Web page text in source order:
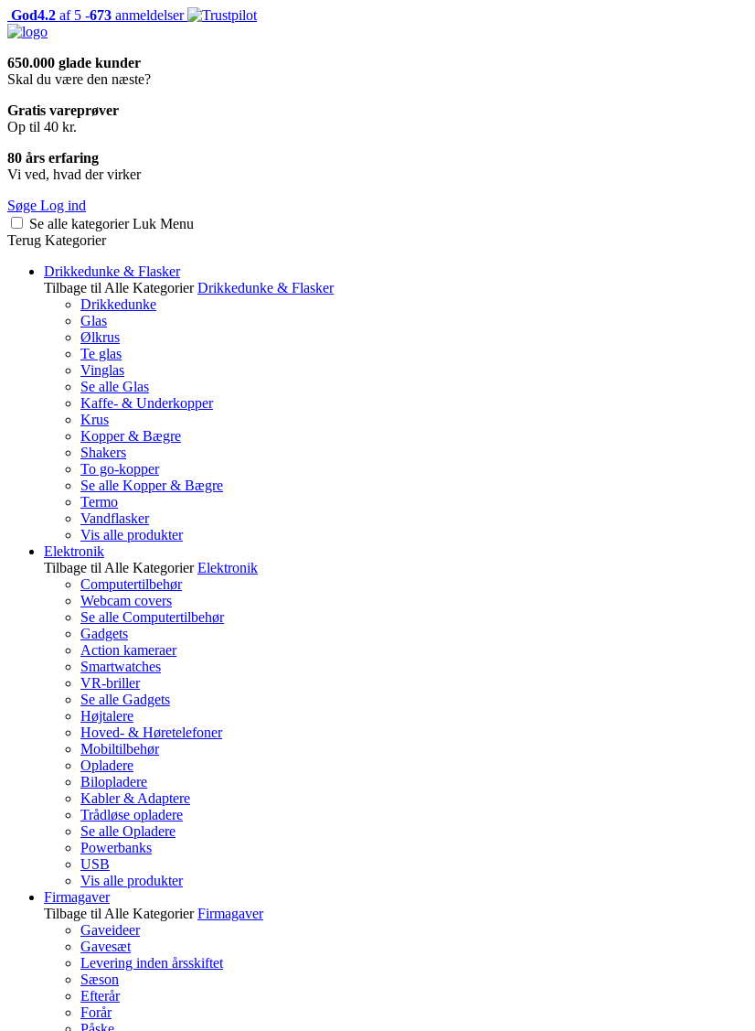
God4.2 af 5 -673 anmeldelser
650.000 glade kunder
Skal du være den næste?
Gratis vareprøver
Op til 40 kr.
80 års erfaring
Vi ved, hvad der virker
Søge Log ind
Se alle kategorier Luk Menu
Terug Kategorier
Drikkedunke & Flasker
Tilbage til Alle Kategorier Drikkedunke & Flasker
Drikkedunke
Glas
Ølkrus
Te glas
Vinglas
Se alle Glas
Kaffe- & Underkopper
Krus
Kopper & Bægre
Shakers
To go-kopper
Se alle Kopper & Bægre
Termo
Vandflasker
Vis alle produkter
Elektronik
Tilbage til Alle Kategorier Elektronik
Computertilbehør
Webcam covers
Se alle Computertilbehør
Gadgets
Action kameraer
Smartwatches
VR-briller
Se alle Gadgets
Højtalere
Hoved- & Høretelefoner
Mobiltilbehør
Opladere
Bilopladere
Kabler & Adaptere
Trådløse opladere
Se alle Opladere
Powerbanks
USB
Vis alle produkter
Firmagaver
Tilbage til Alle Kategorier Firmagaver
Gaveideer
Gavesæt
Levering inden årsskiftet
Sæson
Efterår
Forår